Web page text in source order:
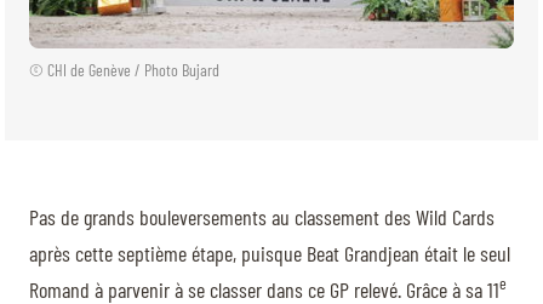
© CHI de Genève / Photo Bujard
Pas de grands bouleversements au classement des Wild Cards
après cette septième étape, puisque Beat Grandjean était le seul
Romand à parvenir à se classer dans ce GP relevé. Grâce à sa 11e